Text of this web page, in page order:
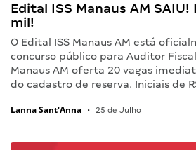
Edital ISS Manaus AM SAIU!
mil!
O Edital ISS Manaus AM está
concurso público para Auditor
Manaus AM oferta 20 vagas
do cadastro de reserva. Iniciais de
Lanna Sant'Anna • 25 de Julho